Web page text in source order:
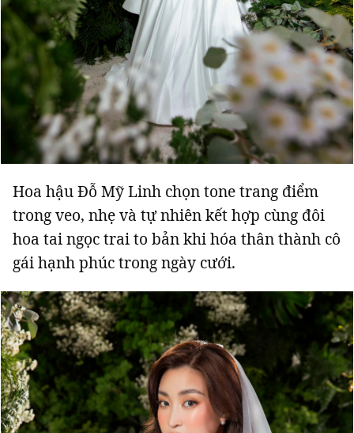
Hoa hậu Đỗ Mỹ Linh chọn tone trang điểm
trong veo, nhẹ và tự nhiên kết hợp cùng đôi
hoa tai ngọc trai to bản khi hóa thân thành cô
gái hạnh phúc trong ngày cưới.